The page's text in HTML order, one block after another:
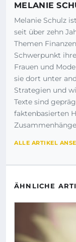
MELANIE
Melanie Schulz
seit über zehn
Themen
Schwerpunkt
Frauen und
sie dort unter
Strategien und
Texte sind
faktenbasierten
ALLE ARTIKEL
ÄHNLICHE